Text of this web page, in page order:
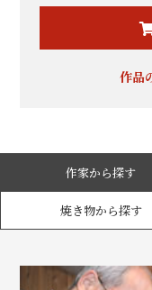
作品
作家から探す
焼き物から探す